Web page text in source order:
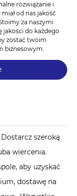
rozwiązanie i
od nas jakość
za naszymi
do każdego
zostać twoim
biznesowym.
Dostarcz szeroką
wiercenia.
aby uzyskać
dostawę na